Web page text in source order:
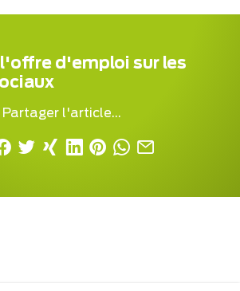
d'emploi sur les
Partager l'article...